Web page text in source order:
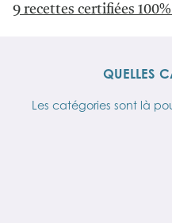
9 recettes certifiées
QUELLES
Les catégories sont là